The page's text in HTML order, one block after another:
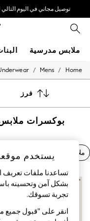
توصيل مجاني في اليوم التالي للطلبات
نحن
ملابس مدرسية
HOLIDAY SHOP
Outfits
Occasionwear
Sunset Styles
Dresses
Occasionwear
Sets & Outfits
Linen Collection
Tops & T-Shirts
Home
/
Mens
/
فرز
بوكسرات ملابس
ملابس داخلية رجالي قصيرة
يستخدم
تساعدنا ملفات
بشكل آمن وتحسينه
تجربة تسوقك.‏
انقر على "قبول جميع